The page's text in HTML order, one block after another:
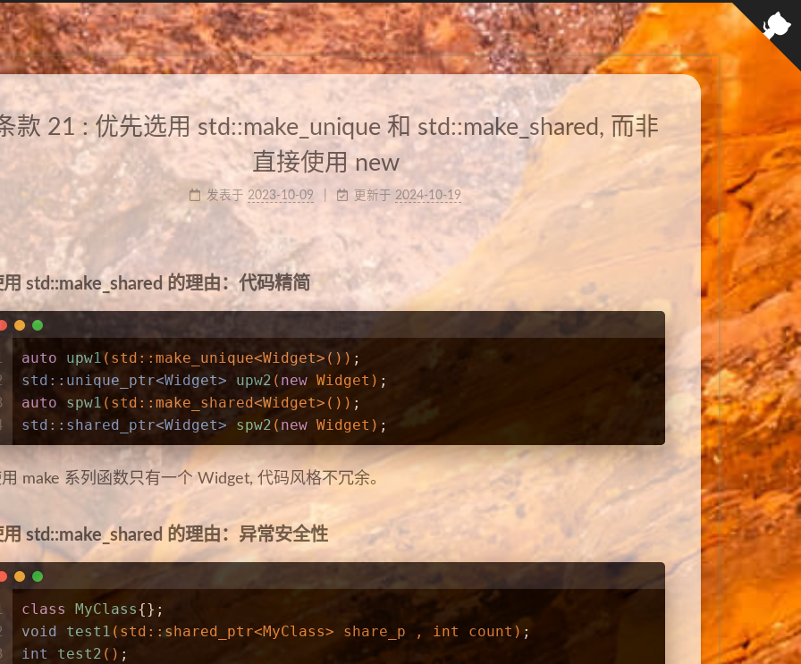
款 21 : 优先选用 std::make_unique 和 std::make_shared, 而非
直接使用 new
发表于 2023-10-09 更新于 2024-10-19
用 std::make_shared 的理由：代码精简
auto upw1(std::make_unique<Widget>()) ;
std::unique_ptr<Widget> upw2 ( new Widget) ;
auto
spw1 (std::make_shared<Widget>()) ;
std::shared_ptr<Widget> spw2 ( new Widget) ;
make 系列函数只有一个 Widget, 代码风格不冗余。
用 std::make_shared 的理由：异常安全性
class MyClass{};
void
test1 (std::shared_ptr<MyClass> share_p , int count) ;
int
test2 () ;